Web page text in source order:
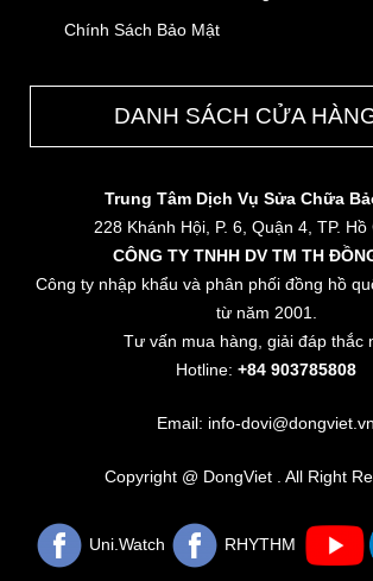
Chính Sách Bảo Mật
DANH SÁCH CỬA
Trung Tâm Dịch Vụ Sửa Chữa
228 Khánh Hội, P. 6, Quận 4, TP. Hồ
CÔNG TY TNHH DV TM TH
Công ty nhập khẩu và phân phối đồng hồ
từ năm 2001.
Tư vấn mua hàng, giải đáp thắc
Hotline: +84 903785808
Email: info-dovi@dongviet.vn
Copyright @ DongViet . All Right
Uni.Watch RHYTHM